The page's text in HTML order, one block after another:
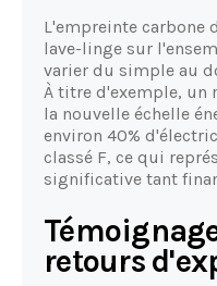
L'empreinte carbone
lave-linge sur
varier du simple au
À titre d'exemple, un
la nouvelle échelle
environ 40%
classé F, ce qui
significative tant
retours